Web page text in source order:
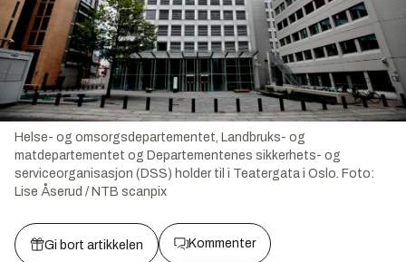
Helse- og omsorgsdepartementet, Landbruks- og
matdepartementet og Departementenes sikkerhets- og
serviceorganisasjon (DSS) holder til i Teatergata i Oslo. Foto:
Lise Åserud / NTB scanpix
Gi bort artikkelen Kommenter